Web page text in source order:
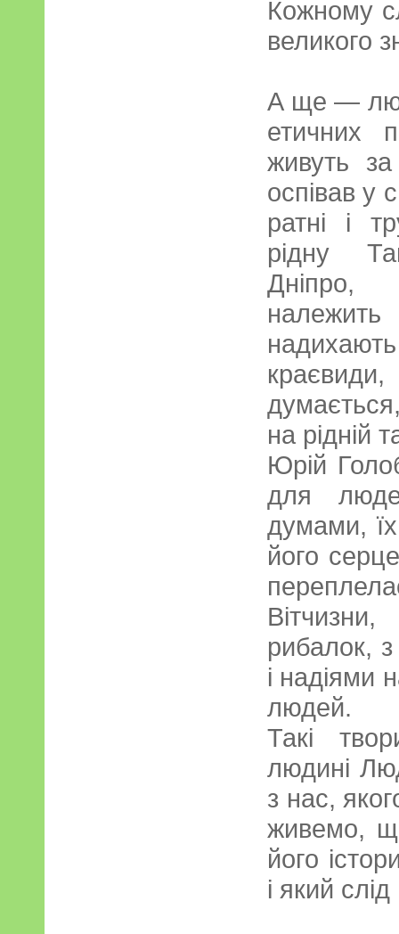
Кожному
великого
А ще —
етичних
живуть
оспівав у
ратні і
рідну
Дніпро,
на рідній
Юрій
для
думами,
його
рибалок,
і надіями
людей.
Такі
людині
з нас,
живемо,
його
і який